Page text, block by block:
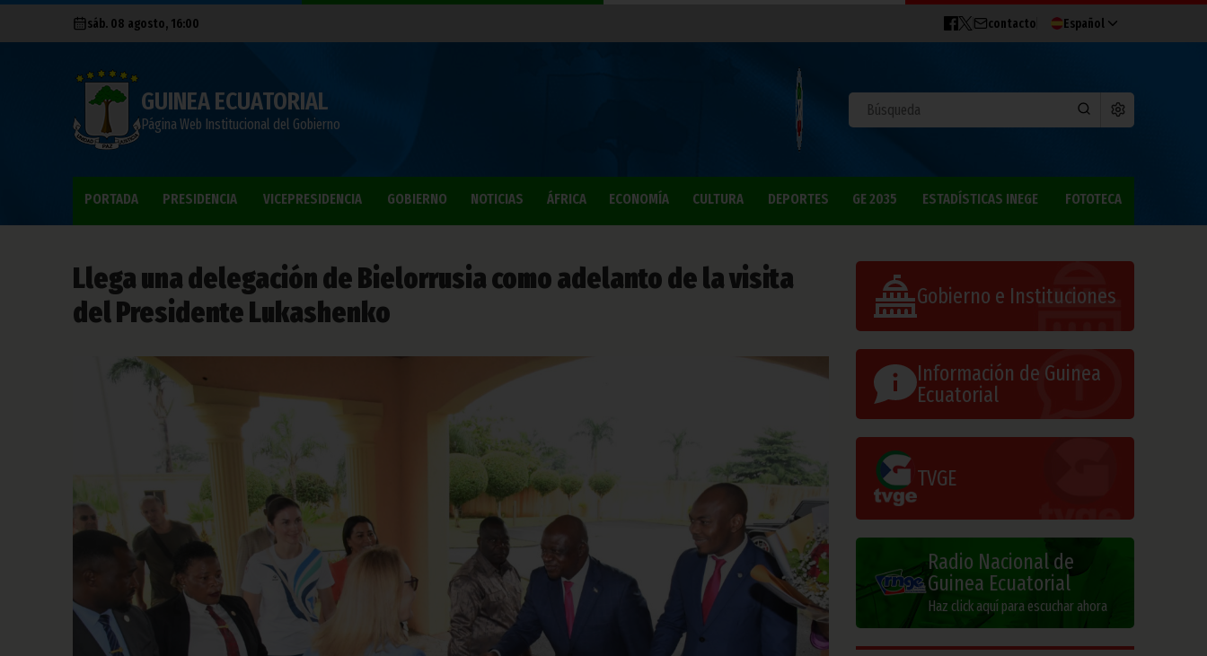
sáb. 08 agosto, 16:00 contacto Español
GUINEA ECUATORIAL
Página Web Institucional del Gobierno
PORTADA PRESIDENCIA VICEPRESIDENCIA GOBIERNO NOTICIAS ÁFRICA ECONOMÍA CULTURA DEPORTES GE 2035 ESTADÍSTICAS INEGE FOTOTECA
Llega una delegación de Bielorrusia como adelanto de la visita
del Presidente Lukashenko
Gobierno e Instituciones
Información de Guinea
Ecuatorial
TVGE
Radio Nacional de
Guinea Ecuatorial
Haz click aquí para escuchar ahora